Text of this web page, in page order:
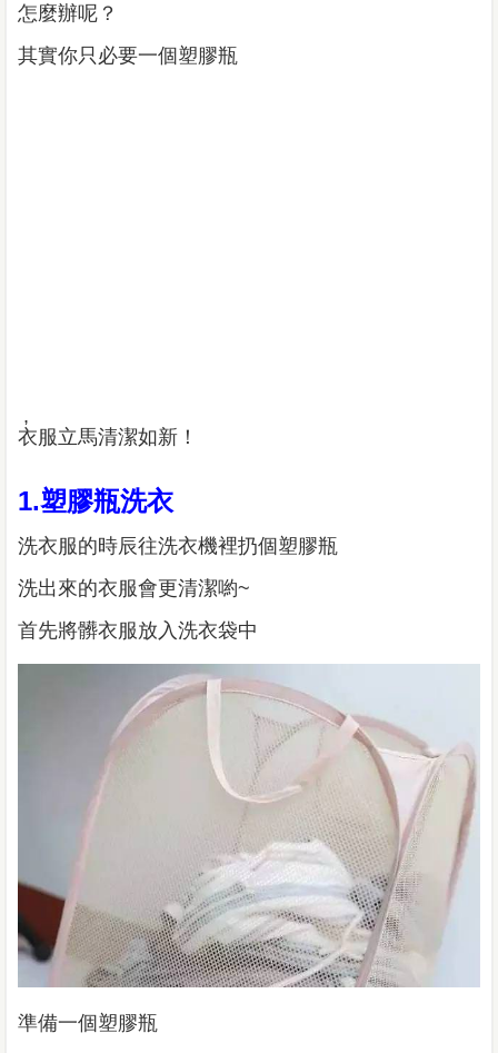
怎麼辦呢？
其實你只必要一個塑膠瓶
,
衣服立馬清潔如新！
1.塑膠瓶洗衣
洗衣服的時辰往洗衣機裡扔個塑膠瓶
洗出來的衣服會更清潔喲~
首先將髒衣服放入洗衣袋中
準備一個塑膠瓶